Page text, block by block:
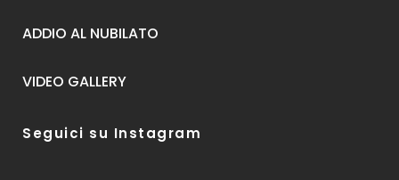
ADDIO AL NUBILATO
VIDEO GALLERY
Seguici su Instagram